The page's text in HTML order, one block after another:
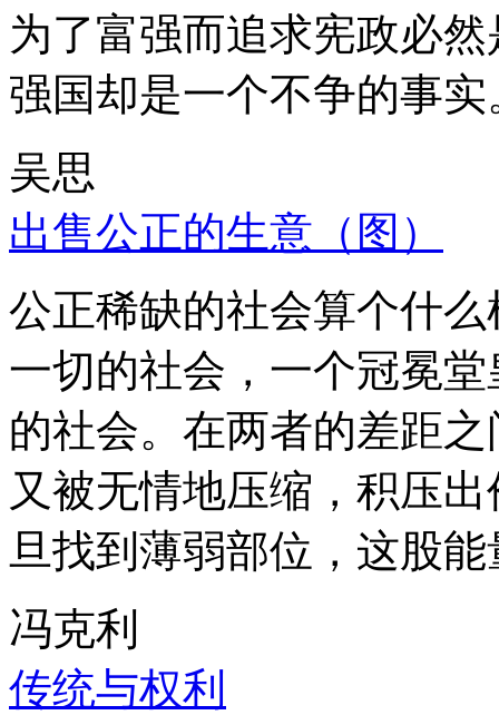
为了富强而追求宪政必
强国却是一个不争的事实
吴思
出售公正的生意（图）
公正稀缺的社会算个什
一切的社会，一个冠冕
的社会。在两者的差距
又被无情地压缩，积压
旦找到薄弱部位，这股
冯克利
传统与权利